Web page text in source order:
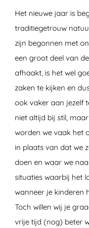
Het nieuwe jaar is
traditiegetrouw
zijn begonnen met
een groot deel van
afhaakt, is het wel
zaken te kijken en
ook vaker aan jezelf
niet altijd bij stil,
worden we vaak het
in plaats van dat we
doen en waar we
situaties waarbij het
wanneer je kinderen
Toch willen wij je
vrije tijd (nog) beter